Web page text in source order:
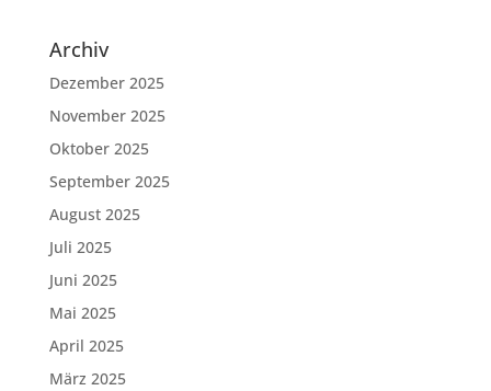
Archiv
Dezember 2025
November 2025
Oktober 2025
September 2025
August 2025
Juli 2025
Juni 2025
Mai 2025
April 2025
März 2025